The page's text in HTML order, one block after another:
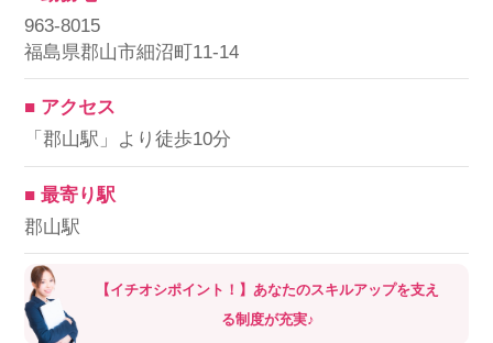
963-8015
福島県郡山市細沼町11-14
■ アクセス
「郡山駅」より徒歩10分
■ 最寄り駅
郡山駅
【イチオシポイント！】あなたのスキルアップを支え
る制度が充実♪